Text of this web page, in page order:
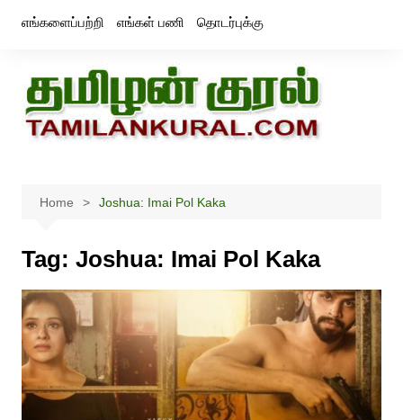
எங்களைப்பற்றி எங்கள் பணி தொடர்புக்கு
Home Joshua: Imai Pol Kaka
Tag: Joshua: Imai Pol Kaka